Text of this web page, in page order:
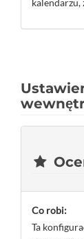
kalendarzu,
Co robi:
Ta